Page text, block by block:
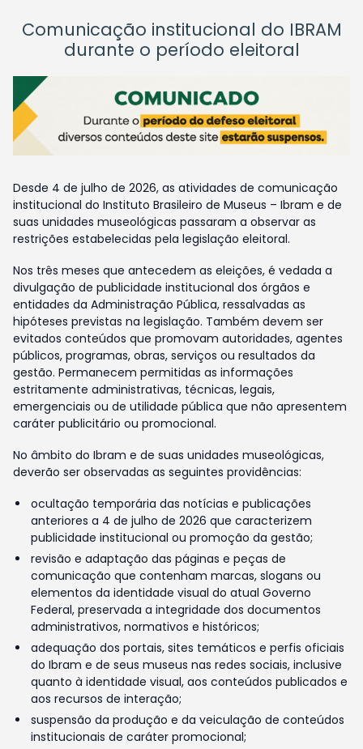
Comunicação institucional do IBRAM
durante o período eleitoral
Desde 4 de julho de 2026, as atividades de comunicação
institucional do Instituto Brasileiro de Museus – Ibram e de
suas unidades museológicas passaram a observar as
restrições estabelecidas pela legislação eleitoral.
Nos três meses que antecedem as eleições, é vedada a
divulgação de publicidade institucional dos órgãos e
entidades da Administração Pública, ressalvadas as
hipóteses previstas na legislação. Também devem ser
evitados conteúdos que promovam autoridades, agentes
públicos, programas, obras, serviços ou resultados da
gestão. Permanecem permitidas as informações
estritamente administrativas, técnicas, legais,
emergenciais ou de utilidade pública que não apresentem
caráter publicitário ou promocional.
No âmbito do Ibram e de suas unidades museológicas,
deverão ser observadas as seguintes providências:
ocultação temporária das notícias e publicações
anteriores a 4 de julho de 2026 que caracterizem
publicidade institucional ou promoção da gestão;
revisão e adaptação das páginas e peças de
comunicação que contenham marcas, slogans ou
elementos da identidade visual do atual Governo
Federal, preservada a integridade dos documentos
administrativos, normativos e históricos;
adequação dos portais, sites temáticos e perfis oficiais
do Ibram e de seus museus nas redes sociais, inclusive
quanto à identidade visual, aos conteúdos publicados e
aos recursos de interação;
suspensão da produção e da veiculação de conteúdos
institucionais de caráter promocional;